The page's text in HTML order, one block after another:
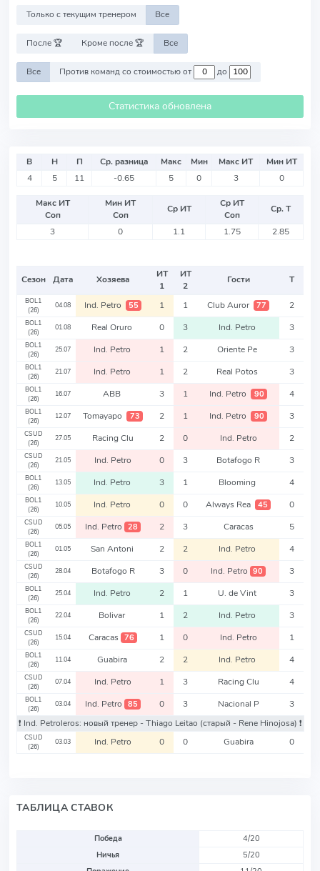
Только с текущим тренером Все
После 🏆 Кроме после 🏆 Все
Все Против команд со стоимостью от до
Статистика обновлена
В Н П Ср. разница Макс Мин Макс ИТ
Мин ИТ
4
5 11 -0.65 5 0 3 0
Макс ИТ
Соп
Мин ИТ
Соп
Ср ИТ
Ср ИТ
Соп
Ср. Т
3
0 1.1 1.75 2.85
Сезон Дата Хозяева
ИТ
1
ИТ
2
Гости Т
BOL1
(26)
04.08 Ind. Petro 55 1 1 Club Auror 77 2
BOL1
(26)
01.08 Real Oruro 0 3 Ind. Petro 3
BOL1
(26)
25.07 Ind. Petro 1 2 Oriente Pe 3
BOL1
(26)
21.07 Ind. Petro 1 2 Real Potos 3
BOL1
(26)
16.07 ABB 3 1 Ind. Petro 90 4
BOL1
(26)
12.07 Tomayapo 73 2 1 Ind. Petro 90 3
CSUD
(26)
27.05 Racing Clu 2 0 Ind. Petro 2
CSUD
(26)
21.05 Ind. Petro 0 3 Botafogo R 3
BOL1
(26)
13.05 Ind. Petro 3 1 Blooming 4
BOL1
(26)
10.05 Ind. Petro 0 0 Always Rea 45 0
CSUD
(26)
05.05 Ind. Petro 28 2 3 Caracas 5
BOL1
(26)
01.05 San Antoni 2 2 Ind. Petro 4
CSUD
(26)
28.04 Botafogo R 3 0 Ind. Petro 90 3
BOL1
(26)
25.04 Ind. Petro 2 1 U. de Vint 3
BOL1
(26)
22.04 Bolivar 1 2 Ind. Petro 3
CSUD
(26)
15.04 Caracas 76 1 0 Ind. Petro 1
BOL1
(26)
11.04 Guabira 2 2 Ind. Petro 4
CSUD
(26)
07.04 Ind. Petro 1 3 Racing Clu 4
BOL1
(26)
03.04 Ind. Petro 85 0 3 Nacional P
3
❗️ Ind. Petroleros: новый тренер - Thiago Leitao (старый - Rene Hinojosa) ❗️
CSUD
(26)
03.03 Ind. Petro 0 0 Guabira 0
ТАБЛИЦА СТАВОК
Победа
4/20
Ничья
5/20